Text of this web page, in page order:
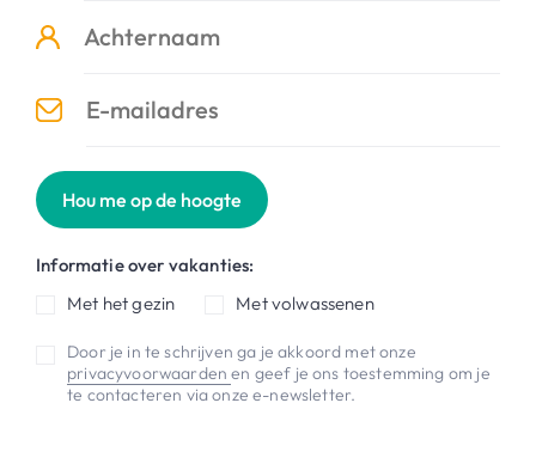
Hou me op de hoogte
Informatie over vakanties:
Met het gezin
Met volwassenen
Door je in te schrijven ga je akkoord met onze
privacyvoorwaardenen geef je ons toestemming om je
te contacteren via onze e-newsletter.